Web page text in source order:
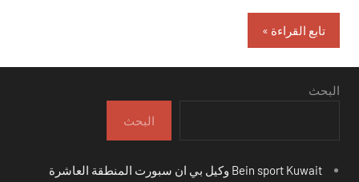
تابع القراءة
البحث
البحث